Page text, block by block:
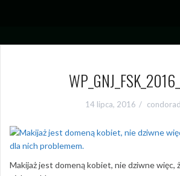
14 lipca, 2016
Makijaż jest domeną kobiet, nie dziwne więc,